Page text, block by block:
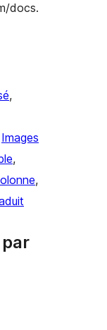
docs.
Images